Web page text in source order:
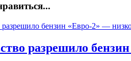
разрешило